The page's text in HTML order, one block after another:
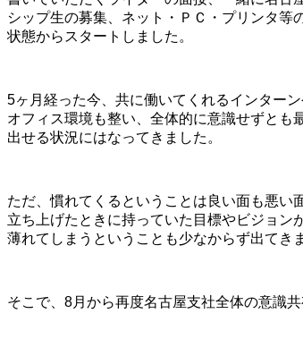
シップ生の募集、ネット・ＰＣ・プリンタ等
状態からスタートしました。
5ヶ月経った今、共に働いてくれるインターン
オフィス環境も整い、全体的に意識せずとも
出せる状況にはなってきました。
ただ、慣れてくるということは良い面も悪い
立ち上げたときに持っていた目標やビジョン
薄れてしまうということも少なからず出てき
そこで、8月から再度名古屋支社全体の意識共